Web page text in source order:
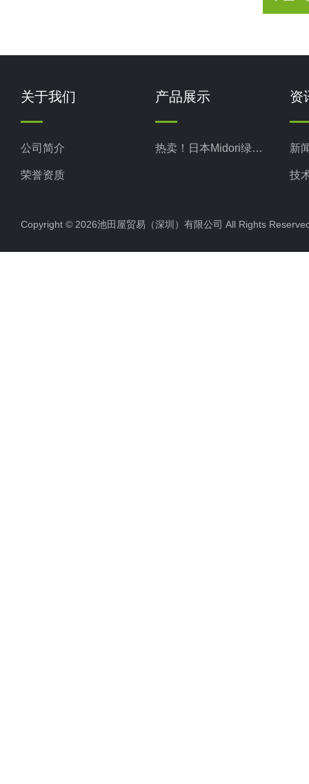
关于我们
公司简介
荣誉资质
产品展示
热卖！日本Midori绿测器
资
新
技
Copyright © 2026池田屋贸易（深圳）有限公司 All Rights